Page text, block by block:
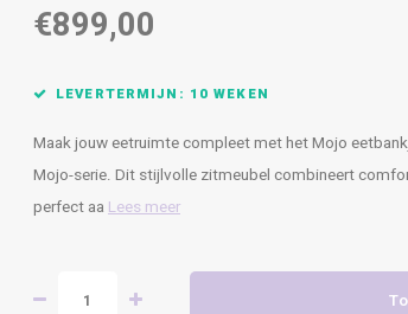
€899,00
LEVERTERMIJN: 10 WEKEN
Maak jouw eetruimte compleet met het Mojo
Mojo-serie. Dit stijlvolle zitmeubel combineert
perfect aa Lees meer